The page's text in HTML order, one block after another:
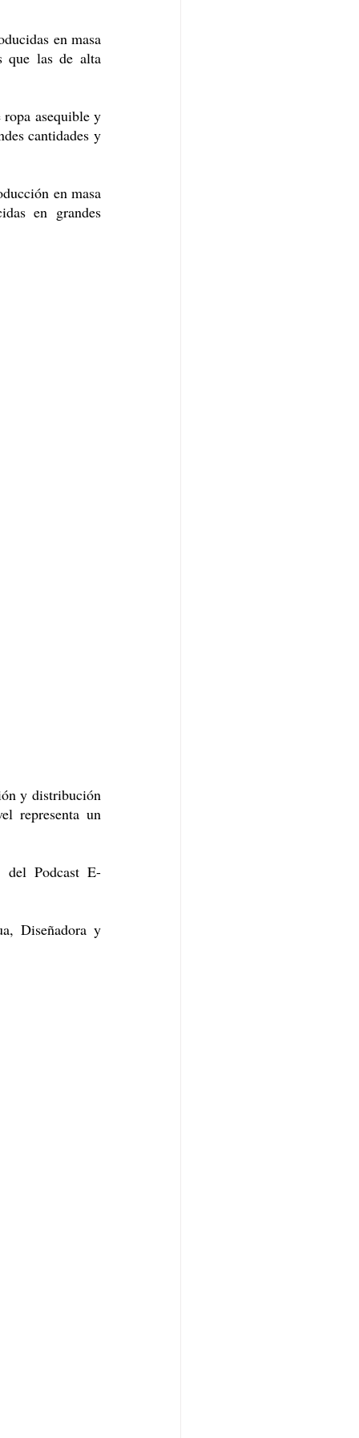
en masa
que las de alta
asequible y
cantidades y
en masa
en grandes
y distribución
representa un
del Podcast E-
Diseñadora y